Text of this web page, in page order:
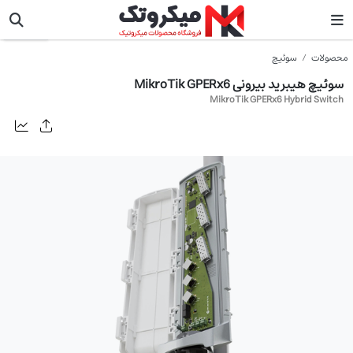
محصولات سوئیچ
سوئیچ هیبرید بیرونی MikroTik GPERx6
MikroTik GPERx6 Hybrid Switch
میکروتیک